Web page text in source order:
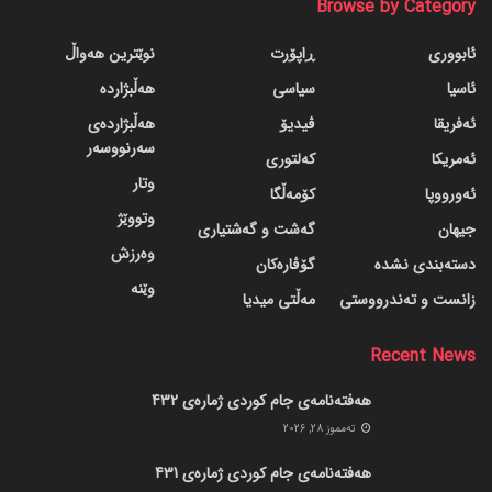
Browse by Category
ئابووری
ئاسیا
ئەفریقا
ئەمریکا
ئەورووپا
جیهان
دسته‌بندی نشده
زانست و تەندرووستی
ڕاپۆرت
سیاسی
ڤیدیۆ
کەلتوری
کۆمەڵگا
گه‌شت و گه‌شتیاری
گۆڤاره‌کان
مەڵتی میدیا
نوێترین هەواڵ
هەڵبژاردە
هەڵبژاردەی
سەرنووسەر
وتار
وتووێژ
وەرزش
وێنە
Recent News
هەفتەنامەی جام کوردی ژمارەی 432
ته‌مموز 28, 2026
هەفتەنامەی جام کوردی ژمارەی 431